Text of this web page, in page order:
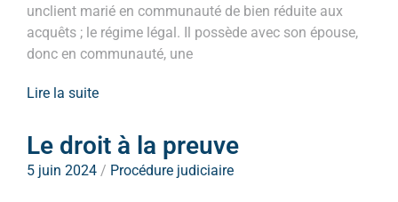
unclient marié en communauté de bien réduite aux
acquêts ; le régime légal. Il possède avec son épouse,
donc en communauté, une
Lire la suite
Le droit à la preuve
5 juin 2024 / Procédure judiciaire